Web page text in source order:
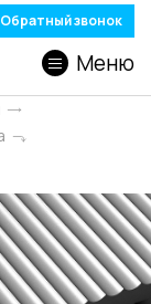
Обратный звонок
Меню